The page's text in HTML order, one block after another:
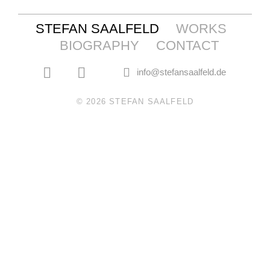
STEFAN SAALFELD
WORKS
BIOGRAPHY
CONTACT
info@stefansaalfeld.de
© 2026 STEFAN SAALFELD